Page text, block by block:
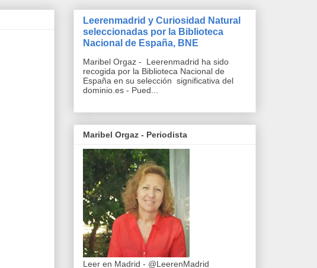
Leerenmadrid y Curiosidad Natural
seleccionadas por la Biblioteca
Nacional de España, BNE
Maribel Orgaz - Leerenmadrid ha sido
recogida por la Biblioteca Nacional de
España en su selección significativa del
dominio.es - Pued...
Maribel Orgaz - Periodista
Leer en Madrid - @LeerenMadrid